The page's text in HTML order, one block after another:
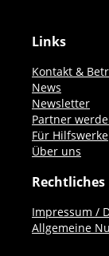
Links
Kontakt &
News
Newsletter
Partner
Für Hilfswerke
Über uns
Rechtliches
Impressum /
Allgemeine